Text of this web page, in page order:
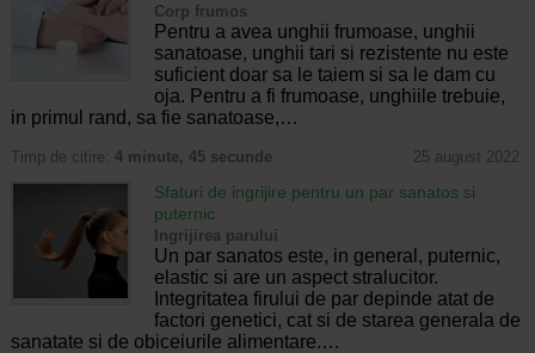
Corp frumos
Pentru a avea unghii frumoase, unghii
sanatoase, unghii tari si rezistente nu este
suficient doar sa le taiem si sa le dam cu
oja. Pentru a fi frumoase, unghiile trebuie,
in primul rand, sa fie sanatoase,…
Timp de citire: 4 minute, 45 secunde 25 august 2022
Sfaturi de ingrijire pentru un par sanatos si
puternic
Ingrijirea parului
Un par sanatos este, in general, puternic,
elastic si are un aspect stralucitor.
Integritatea firului de par depinde atat de
factori genetici, cat si de starea generala de
sanatate si de obiceiurile alimentare.…